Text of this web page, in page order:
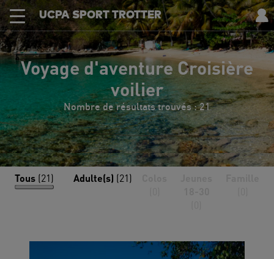
UCPA SPORT TROTTER
Voyage d'aventure Croisière
voilier
Nombre de résultats trouvés : 21
Tous (21) Adulte(s) (21)